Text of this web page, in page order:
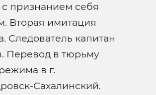
с признанием себя
Вторая имитация
Следователь капитан
Перевод в тюрьму
в г.
Сахалинский.